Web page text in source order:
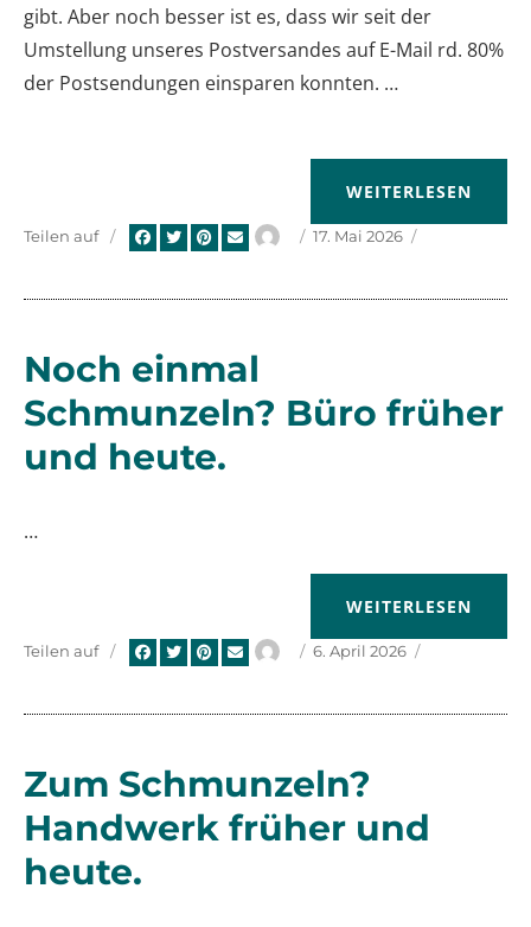
gibt. Aber noch besser ist es, dass wir seit der
Umstellung unseres Postversandes auf E-Mail rd. 80%
der Postsendungen einsparen konnten. …
„SCHON WIEDER
WEITERLESEN
AutorVeröffentlicht
17. Mai 2026
Teilen auf
Noch einmal
Schmunzeln? Büro früher
und heute.
…
„NOCH EINMAL
WEITERLESEN
AutorVeröffentlicht
6. April 2026
Teilen auf
Zum Schmunzeln?
Handwerk früher und
heute.